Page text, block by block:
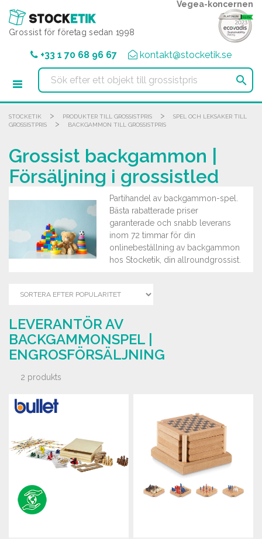
Grossist för företag sedan 1998
Vegea-koncernen
+33 1 70 68 96 67 kontakt@stocketik.se

STOCKETIK > PRODUKTER TILL GROSSISTPRIS >
SPEL OCH LEKSAKER TILL
GROSSISTPRIS
> BACKGAMMON TILL GROSSISTPRIS
Grossist backgammon |
Försäljning i grossistled
Partihandel av backgammon-spel.
Bästa rabatterade priser
garanterade och snabb leverans
inom 72 timmar för din
onlinebeställning av backgammon
hos Stocketik, din allroundgrossist.
LEVERANTÖR AV
BACKGAMMONSPEL |
ENGROSFÖRSÄLJNING
2 produkts